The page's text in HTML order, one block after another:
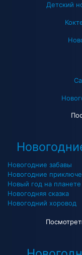
Детский
Новогодние забавы
Новогодние
Новый год на
Новогодняя сказка
Новогодний хоровод